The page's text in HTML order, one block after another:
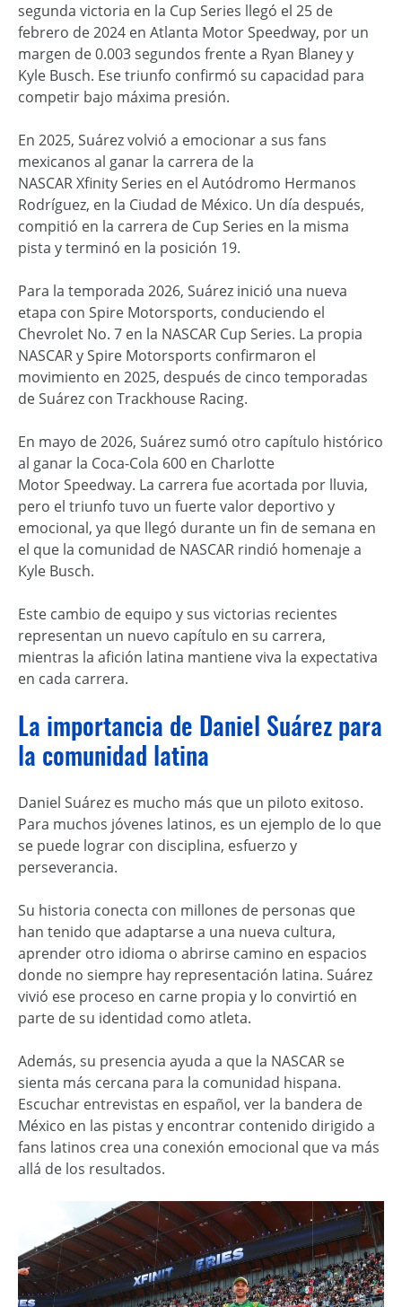
segunda victoria en la Cup Series llegó el 25 de
febrero de 2024 en Atlanta Motor Speedway, por un
margen de 0.003 segundos frente a Ryan Blaney y
Kyle Busch. Ese triunfo confirmó su capacidad para
competir bajo máxima presión.
En 2025, Suárez volvió a emocionar a sus fans
mexicanos al ganar la carrera de la
NASCAR Xfinity Series en el Autódromo Hermanos
Rodríguez, en la Ciudad de México. Un día después,
compitió en la carrera de Cup Series en la misma
pista y terminó en la posición 19.
Para la temporada 2026, Suárez inició una nueva
etapa con Spire Motorsports, conduciendo el
Chevrolet No. 7 en la NASCAR Cup Series. La propia
NASCAR y Spire Motorsports confirmaron el
movimiento en 2025, después de cinco temporadas
de Suárez con Trackhouse Racing.
En mayo de 2026, Suárez sumó otro capítulo histórico
al ganar la Coca-Cola 600 en Charlotte
Motor Speedway. La carrera fue acortada por lluvia,
pero el triunfo tuvo un fuerte valor deportivo y
emocional, ya que llegó durante un fin de semana en
el que la comunidad de NASCAR rindió homenaje a
Kyle Busch.
Este cambio de equipo y sus victorias recientes
representan un nuevo capítulo en su carrera,
mientras la afición latina mantiene viva la expectativa
en cada carrera.
La importancia de Daniel Suárez para
la comunidad latina
Daniel Suárez es mucho más que un piloto exitoso.
Para muchos jóvenes latinos, es un ejemplo de lo que
se puede lograr con disciplina, esfuerzo y
perseverancia.
Su historia conecta con millones de personas que
han tenido que adaptarse a una nueva cultura,
aprender otro idioma o abrirse camino en espacios
donde no siempre hay representación latina. Suárez
vivió ese proceso en carne propia y lo convirtió en
parte de su identidad como atleta.
Además, su presencia ayuda a que la NASCAR se
sienta más cercana para la comunidad hispana.
Escuchar entrevistas en español, ver la bandera de
México en las pistas y encontrar contenido dirigido a
fans latinos crea una conexión emocional que va más
allá de los resultados.